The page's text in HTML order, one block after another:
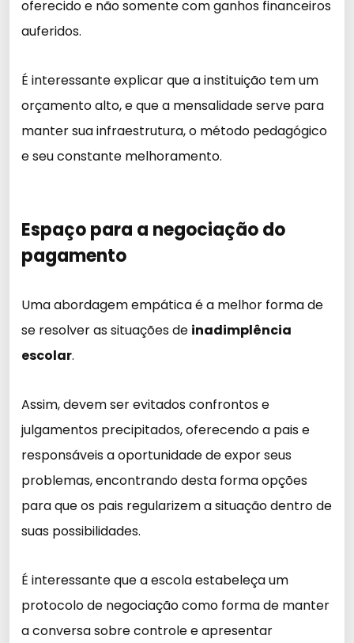
oferecido e não somente com ganhos financeiros
auferidos.
É interessante explicar que a instituição tem um
orçamento alto, e que a mensalidade serve para
manter sua infraestrutura, o método pedagógico
e seu constante melhoramento.
Espaço para a negociação do
pagamento
Uma abordagem empática é a melhor forma de
se resolver as situações de inadimplência
escolar.
Assim, devem ser evitados confrontos e
julgamentos precipitados, oferecendo a pais e
responsáveis a oportunidade de expor seus
problemas, encontrando desta forma opções
para que os pais regularizem a situação dentro de
suas possibilidades.
É interessante que a escola estabeleça um
protocolo de negociação como forma de manter
a conversa sobre controle e apresentar